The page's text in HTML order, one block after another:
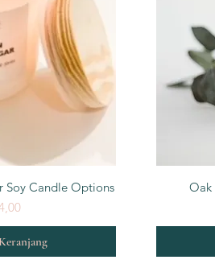
Cepat
Soy Candle Options
Oak